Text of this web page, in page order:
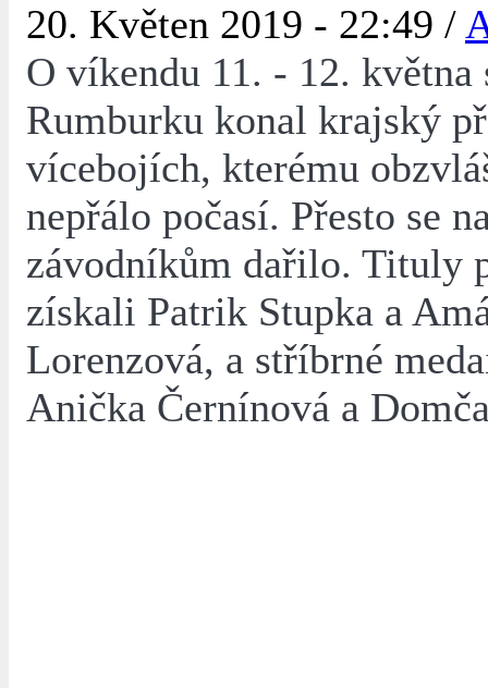
20. Květen 2019 - 22:49 /
O víkendu 11. - 12. května
Rumburku konal krajský
vícebojích, kterému
nepřálo počasí. Přesto se
závodníkům dařilo. Tituly
získali Patrik Stupka a
Lorenzová, a stříbrné
Anička Černínová a